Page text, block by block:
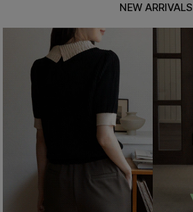
NEW ARRIVALS